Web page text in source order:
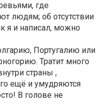
где
людям; об отсутствии
я и написал, можно
Португалию или
Тратит много
страны ,
ещё и умудряются
В голове не